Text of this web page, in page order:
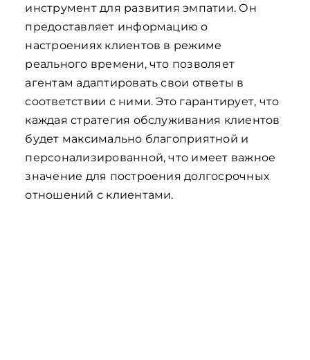
инструмент для развития эмпатии. Он
предоставляет информацию о
настроениях клиентов в режиме
реального времени, что позволяет
агентам адаптировать свои ответы в
соответствии с ними. Это гарантирует, что
каждая стратегия обслуживания клиентов
будет максимально благоприятной и
персонализированной, что имеет важное
значение для построения долгосрочных
отношений с клиентами.